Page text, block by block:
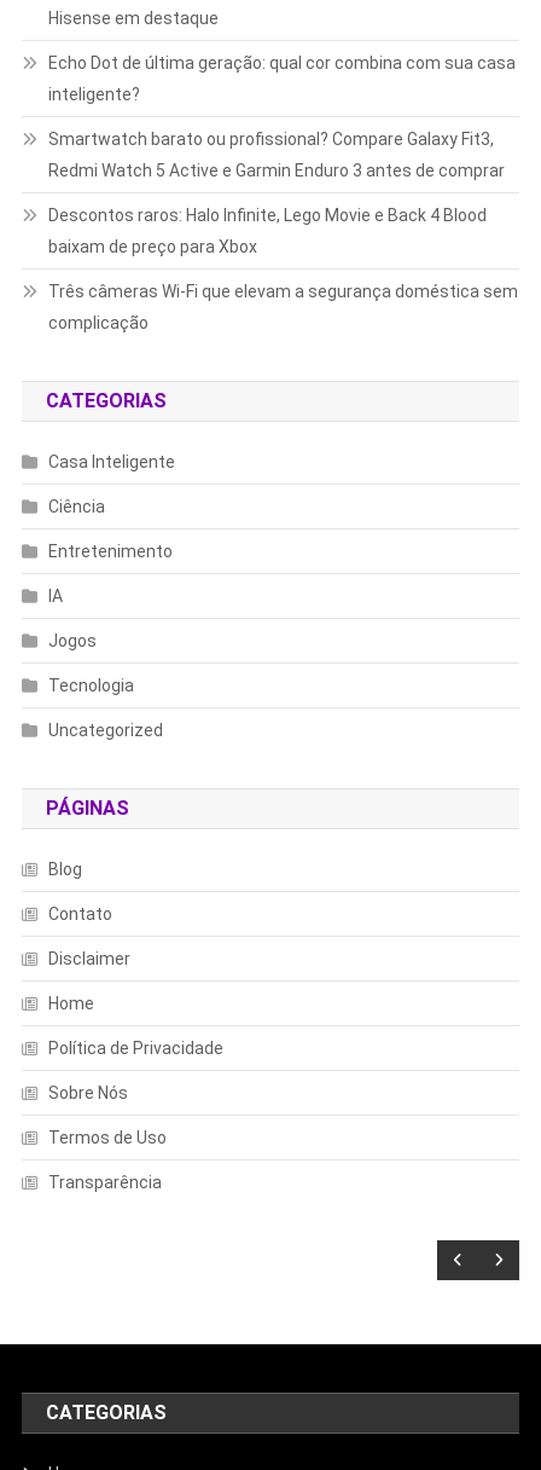
Hisense em destaque
Echo Dot de última geração: qual cor combina com sua casa
inteligente?
Smartwatch barato ou profissional? Compare Galaxy Fit3,
Redmi Watch 5 Active e Garmin Enduro 3 antes de comprar
Descontos raros: Halo Infinite, Lego Movie e Back 4 Blood
baixam de preço para Xbox
Três câmeras Wi-Fi que elevam a segurança doméstica sem
complicação
CATEGORIAS
Casa Inteligente
Ciência
Entretenimento
IA
Jogos
Tecnologia
Uncategorized
PÁGINAS
Blog
Contato
Disclaimer
Home
Política de Privacidade
Sobre Nós
Termos de Uso
Transparência
CATEGORIAS